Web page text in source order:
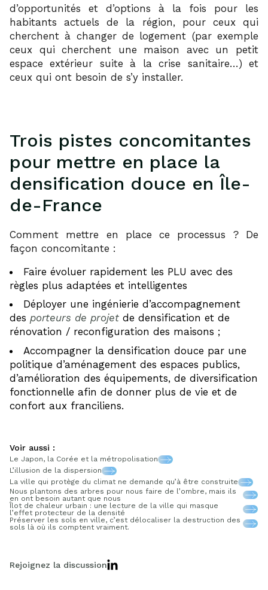
d’opportunités et d’options à la fois pour les
habitants actuels de la région, pour ceux qui
cherchent à changer de logement (par exemple
ceux qui cherchent une maison avec un petit
espace extérieur suite à la crise sanitaire…) et
ceux qui ont besoin de s’y installer.
Trois pistes concomitantes
pour mettre en place la
densification douce en Île-
de-France
Comment mettre en place ce processus ? De
façon concomitante :
Faire évoluer rapidement les PLU avec des
règles plus adaptées et intelligentes
Déployer une ingénierie d’accompagnement
des porteurs de projet de densification et de
rénovation / reconfiguration des maisons ;
Accompagner la densification douce par une
politique d’aménagement des espaces publics,
d’amélioration des équipements, de diversification
fonctionnelle afin de donner plus de vie et de
confort aux franciliens.
Voir aussi :
Le Japon, la Corée et la métropolisation
L’illusion de la dispersion
La ville qui protège du climat ne demande qu’à être construite
Nous plantons des arbres pour nous faire de l’ombre, mais ils
en ont besoin autant que nous
Îlot de chaleur urbain : une lecture de la ville qui masque
l’effet protecteur de la densité
Préserver les sols en ville, c’est délocaliser la destruction des
sols là où ils comptent vraiment.
Rejoignez la discussion